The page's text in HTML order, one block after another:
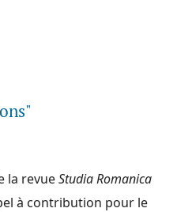
la revueStudia Romanica
à contribution pour le